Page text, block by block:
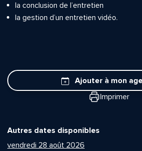
la conclusion de l’entretien
la gestion d’un entretien vidéo.
Ajouter à mon
Imprimer
Autres dates disponibles
vendredi 28 août 2026